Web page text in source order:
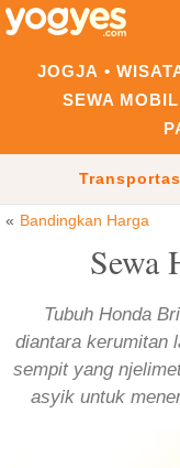
JOGJA
SEWA
Bandingkan Harga
Sewa
Tubuh Honda
diantara kerumitan
sempit yang
asyik untuk